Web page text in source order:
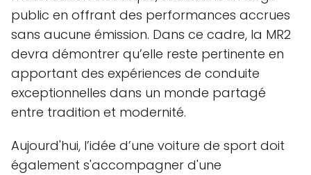
public en offrant des performances accrues
sans aucune émission. Dans ce cadre, la MR2
devra démontrer qu’elle reste pertinente en
apportant des expériences de conduite
exceptionnelles dans un monde partagé
entre tradition et modernité.
Aujourd'hui, l’idée d’une voiture de sport doit
également s'accompagner d'une